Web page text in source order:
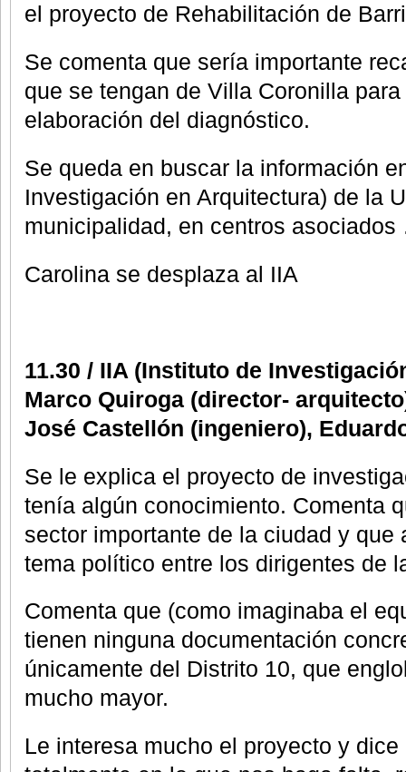
el proyecto de Rehabilitación de
Se comenta que sería importante
que se tengan de Villa Coronilla
elaboración del diagnóstico.
Se queda en buscar la información
Investigación en Arquitectura) de la
municipalidad, en centros
Carolina se desplaza al IIA
11.30 / IIA (Instituto de
Marco Quiroga (director-
José Castellón (ingeniero),
Se le explica el proyecto de
tenía algún conocimiento. Comenta
sector importante de la ciudad y que
tema político entre los dirigentes de
Comenta que (como imaginaba el
tienen ninguna documentación
únicamente del Distrito 10, que
mucho mayor.
Le interesa mucho el proyecto y